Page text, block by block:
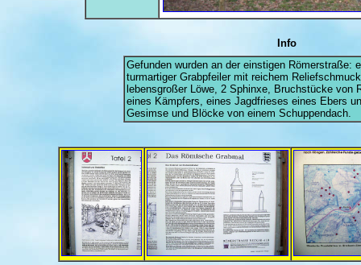
Info
Gefunden wurden an der einstigen Römerstraße:
turmartiger Grabpfeiler mit reichem
lebensgroßer Löwe, 2 Sphinxe, Bruchstücke von
eines Kämpfers, eines Jagdfrieses eines Ebers
Gesimse und Blöcke von einem Schuppendach.